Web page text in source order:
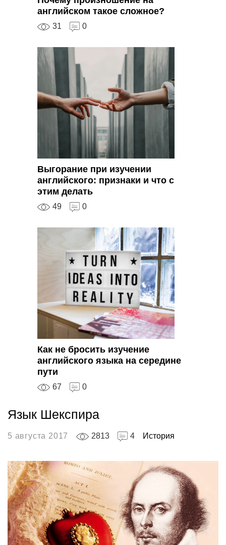
английском такое сложное?
31 0
Выгорание при изучении
английского: признаки и что с
этим делать
49 0
Как не бросить изучение
английского языка на середине
пути
67 0
Язык Шекспира
5 августа 2017 2813 4 История